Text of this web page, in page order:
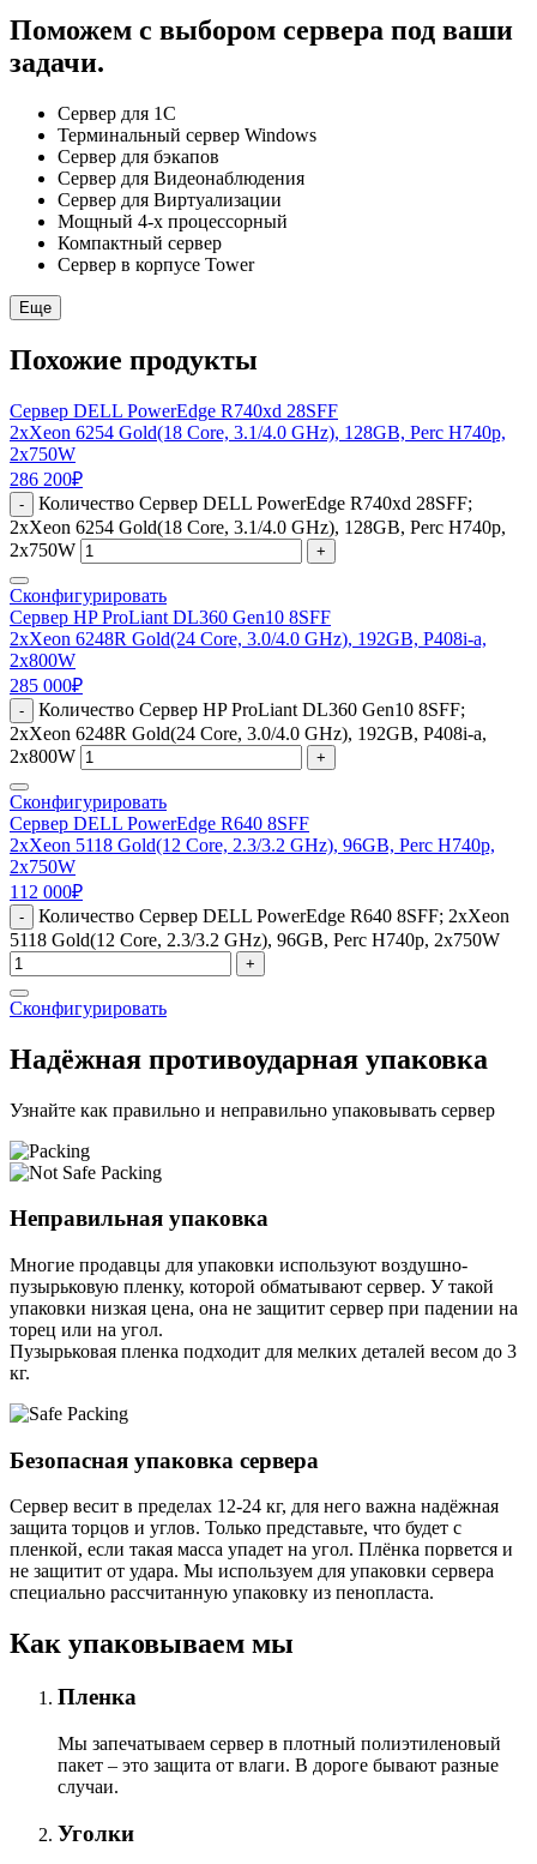
Поможем с выбором сервера под ваши
задачи.
Сервер для 1С
Терминальный сервер Windows
Сервер для бэкапов
Сервер для Видеонаблюдения
Сервер для Виртуализации
Мощный 4-х процессорный
Компактный сервер
Сервер в корпусе Tower
Еще
Похожие продукты
Сервер DELL PowerEdge R740xd 28SFF
2xXeon 6254 Gold(18 Core, 3.1/4.0 GHz), 128GB, Perc H740p,
2x750W
286 200₽
-
Количество Сервер DELL PowerEdge R740xd 28SFF;
2xXeon 6254 Gold(18 Core, 3.1/4.0 GHz), 128GB, Perc H740p,
2x750W
+
Сконфигурировать
Сервер HP ProLiant DL360 Gen10 8SFF
2xXeon 6248R Gold(24 Core, 3.0/4.0 GHz), 192GB, P408i-a,
2x800W
285 000₽
-
Количество Сервер HP ProLiant DL360 Gen10 8SFF;
2xXeon 6248R Gold(24 Core, 3.0/4.0 GHz), 192GB, P408i-a,
2x800W
+
Сконфигурировать
Сервер DELL PowerEdge R640 8SFF
2xXeon 5118 Gold(12 Core, 2.3/3.2 GHz), 96GB, Perc H740p,
2x750W
112 000₽
-
Количество Сервер DELL PowerEdge R640 8SFF; 2xXeon
5118 Gold(12 Core, 2.3/3.2 GHz), 96GB, Perc H740p, 2x750W
+
Сконфигурировать
Надёжная противоударная упаковка
Узнайте как правильно и неправильно упаковывать сервер
Неправильная упаковка
Многие продавцы для упаковки используют воздушно-
пузырьковую пленку, которой обматывают сервер. У такой
упаковки низкая цена, она не защитит сервер при падении на
торец или на угол.
Пузырьковая пленка подходит для мелких деталей весом до 3
кг.
Безопасная упаковка сервера
Сервер весит в пределах 12-24 кг, для него важна надёжная
защита торцов и углов. Только представьте, что будет с
пленкой, если такая масса упадет на угол. Плёнка порвется и
не защитит от удара. Мы используем для упаковки сервера
специально расcчитанную упаковку из пенопласта.
Как упаковываем мы
Пленка
Мы запечатываем сервер в плотный полиэтиленовый
пакет – это защита от влаги. В дороге бывают разные
случаи.
Уголки